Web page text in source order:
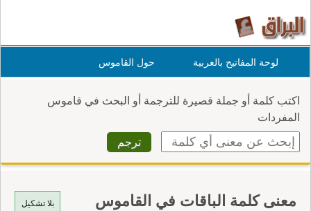
لوحة المفاتيح بالعربية حول القاموس
اكتب كلمة أو جملة قصيرة للترجمة أو البحث في قاموس
المفردات
بلا تشكيل معنى كلمة الباقات في القاموس